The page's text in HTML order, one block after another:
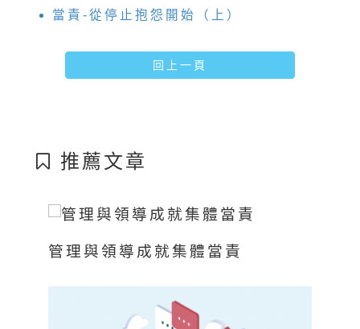
當責-從停止抱怨開始（上）
回上一頁
推薦文章
管理與領導成就集體當責